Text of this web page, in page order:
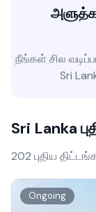
நீங்கள் சில
Sri
Sri Lanka
202 புதிய
Ongoing